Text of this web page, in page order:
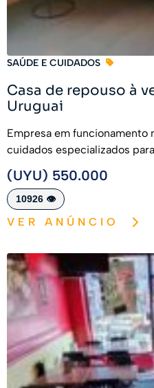
SAÚDE E CUIDADOS
Casa de repouso à
Uruguai
Empresa em funcionamento
cuidados especializados
(UYU) 550.000
10926 👁️
VER ANÚNCIO